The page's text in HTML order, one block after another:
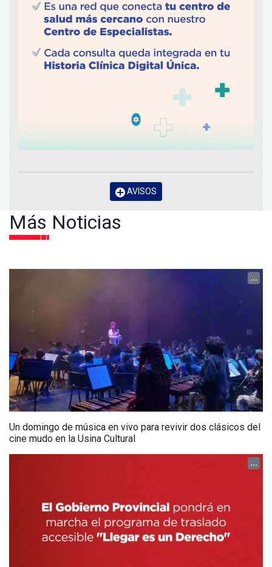
AVISOS
Más Noticias
...
Un domingo de música en vivo para revivir dos clásicos del
cine mudo en la Usina Cultural
...